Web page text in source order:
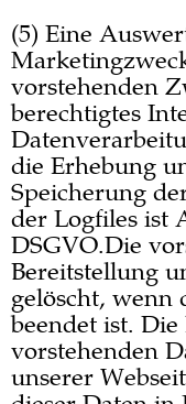
(5) Eine
vorstehenden
berechtigtes
die Erhebung
Speicherung
der Logfiles ist
DSGVO.Die
Bereitstellung
gelöscht, wenn
beendet ist.
vorstehenden
unserer